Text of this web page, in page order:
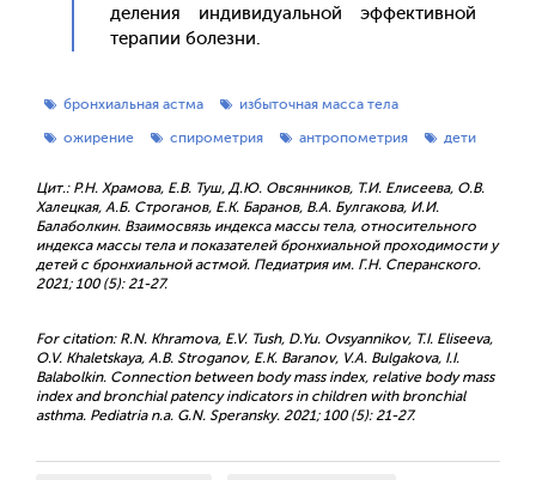
деле­ния ин­ди­виду­аль­ной эф­фектив­ной
те­рапии бо­лез­ни.
бронхиальная астма
избыточная масса тела
ожирение
спирометрия антропометрия дети
Цит.: Р.Н. Храмова, Е.В. Туш, Д.Ю. Овсянников, Т.И. Елисеева, О.В.
Халецкая, А.Б. Строганов, Е.К. Баранов, В.А. Булгакова, И.И.
Балаболкин. Взаимосвязь индекса массы тела, относительного
индекса массы тела и показателей бронхиальной проходимости у
детей с бронхиальной астмой. Педиатрия им. Г.Н. Сперанского.
2021; 100 (5): 21-27.
For citation: R.N. Khramova, E.V. Tush, D.Yu. Ovsyannikov, T.I. Eliseeva,
O.V. Khaletskaya, A.B. Stroganov, E.K. Baranov, V.A. Bulgakova, I.I.
Balabolkin. Connection between body mass index, relative body mass
index and bronchial patency indicators in children with bronchial
asthma. Pediatria n.a. G.N. Speransky. 2021; 100 (5): 21-27.